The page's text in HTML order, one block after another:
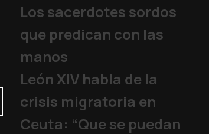
Los sacerdotes sordos
que predican con las
manos
León XIV habla de la
crisis migratoria en
Ceuta: “Que se puedan